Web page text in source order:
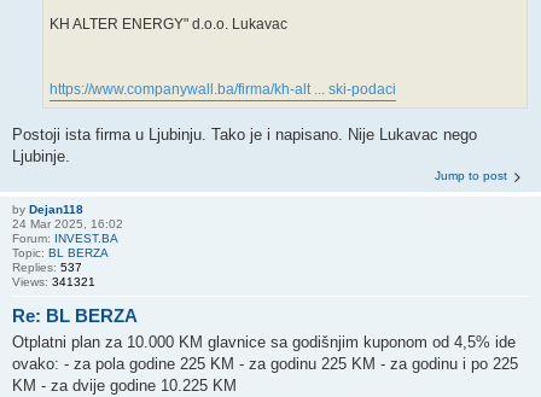
KH ALTER ENERGY" d.o.o. Lukavac
https://www.companywall.ba/firma/kh-alt ... ski-podaci
Postoji ista firma u Ljubinju. Tako je i napisano. Nije Lukavac nego
Ljubinje.
Jump to post
by Dejan118
24 Mar 2025, 16:02
Forum: INVEST.BA
Topic: BL BERZA
Replies: 537
Views: 341321
Re: BL BERZA
Otplatni plan za 10.000 KM glavnice sa godišnjim kuponom od 4,5% ide
ovako: - za pola godine 225 KM - za godinu 225 KM - za godinu i po 225
KM - za dvije godine 10.225 KM